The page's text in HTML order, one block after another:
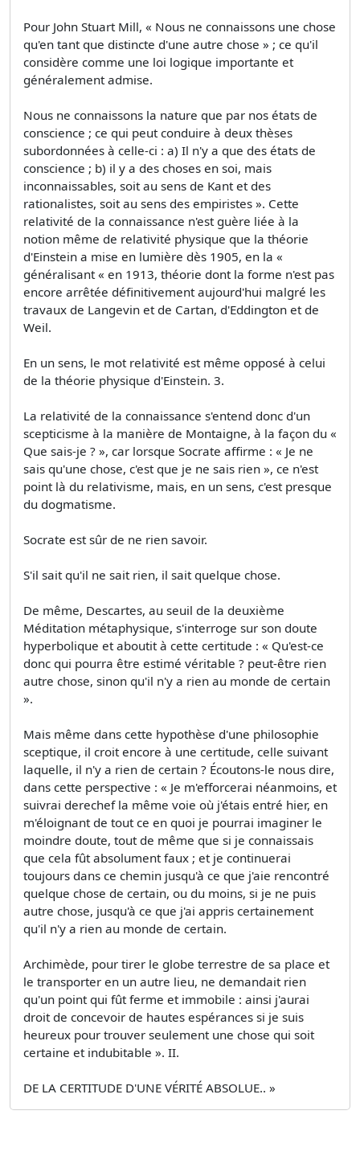
Pour John Stuart Mill, « Nous ne connaissons une chose
qu'en tant que distincte d'une autre chose » ; ce qu'il
considère comme une loi logique importante et
généralement admise.
Nous ne connaissons la nature que par nos états de
conscience ; ce qui peut conduire à deux thèses
subordonnées à celle-ci : a) Il n'y a que des états de
conscience ; b) il y a des choses en soi, mais
inconnaissables, soit au sens de Kant et des
rationalistes, soit au sens des empiristes ». Cette
relativité de la connaissance n'est guère liée à la
notion même de relativité physique que la théorie
d'Einstein a mise en lumière dès 1905, en la «
généralisant « en 1913, théorie dont la forme n'est pas
encore arrêtée définitivement aujourd'hui malgré les
travaux de Langevin et de Cartan, d'Eddington et de
Weil.
En un sens, le mot relativité est même opposé à celui
de la théorie physique d'Einstein. 3.
La relativité de la connaissance s'entend donc d'un
scepticisme à la manière de Montaigne, à la façon du «
Que sais-je ? », car lorsque Socrate affirme : « Je ne
sais qu'une chose, c'est que je ne sais rien », ce n'est
point là du relativisme, mais, en un sens, c'est presque
du dogmatisme.
Socrate est sûr de ne rien savoir.
S'il sait qu'il ne sait rien, il sait quelque chose.
De même, Descartes, au seuil de la deuxième
Méditation métaphysique, s'interroge sur son doute
hyperbolique et aboutit à cette certitude : « Qu'est-ce
donc qui pourra être estimé véritable ? peut-être rien
autre chose, sinon qu'il n'y a rien au monde de certain
».
Mais même dans cette hypothèse d'une philosophie
sceptique, il croit encore à une certitude, celle suivant
laquelle, il n'y a rien de certain ? Écoutons-le nous dire,
dans cette perspective : « Je m'efforcerai néanmoins, et
suivrai derechef la même voie où j'étais entré hier, en
m'éloignant de tout ce en quoi je pourrai imaginer le
moindre doute, tout de même que si je connaissais
que cela fût absolument faux ; et je continuerai
toujours dans ce chemin jusqu'à ce que j'aie rencontré
quelque chose de certain, ou du moins, si je ne puis
autre chose, jusqu'à ce que j'ai appris certainement
qu'il n'y a rien au monde de certain.
Archimède, pour tirer le globe terrestre de sa place et
le transporter en un autre lieu, ne demandait rien
qu'un point qui fût ferme et immobile : ainsi j'aurai
droit de concevoir de hautes espérances si je suis
heureux pour trouver seulement une chose qui soit
certaine et indubitable ». II.
DE LA CERTITUDE D'UNE VÉRITÉ ABSOLUE.. »